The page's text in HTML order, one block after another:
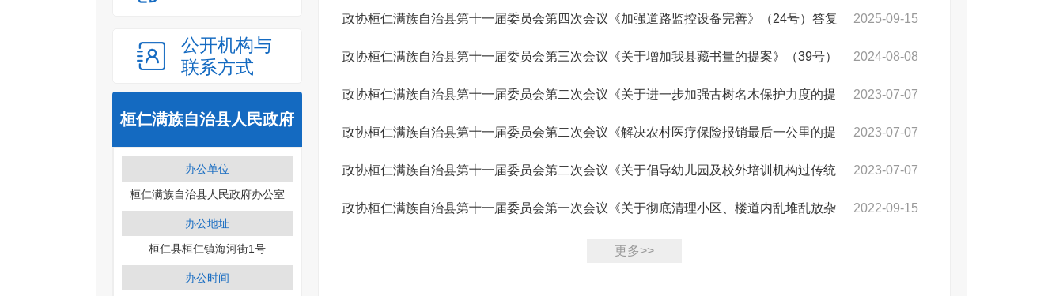
公开机构与
联系方式
桓仁满族自治县人民政府
办公单位
桓仁满族自治县人民政府办公室
办公地址
桓仁县桓仁镇海河街1号
办公时间
2025-09-15
政协桓仁满族自治县第十一届委员会第四次会议《加强道路监控设备完善》（24号）答复
2024-08-08
政协桓仁满族自治县第十一届委员会第三次会议《关于增加我县藏书量的提案》（39号）
答复 2023-07-07
政协桓仁满族自治县第十一届委员会第二次会议《关于进一步加强古树名木保护力度的提
案》（50... 2023-07-07
政协桓仁满族自治县第十一届委员会第二次会议《解决农村医疗保险报销最后一公里的提
案》（39... 2023-07-07
政协桓仁满族自治县第十一届委员会第二次会议《关于倡导幼儿园及校外培训机构过传统
节日》（2... 2022-09-15
政协桓仁满族自治县第十一届委员会第一次会议《关于彻底清理小区、楼道内乱堆乱放杂
更多>>